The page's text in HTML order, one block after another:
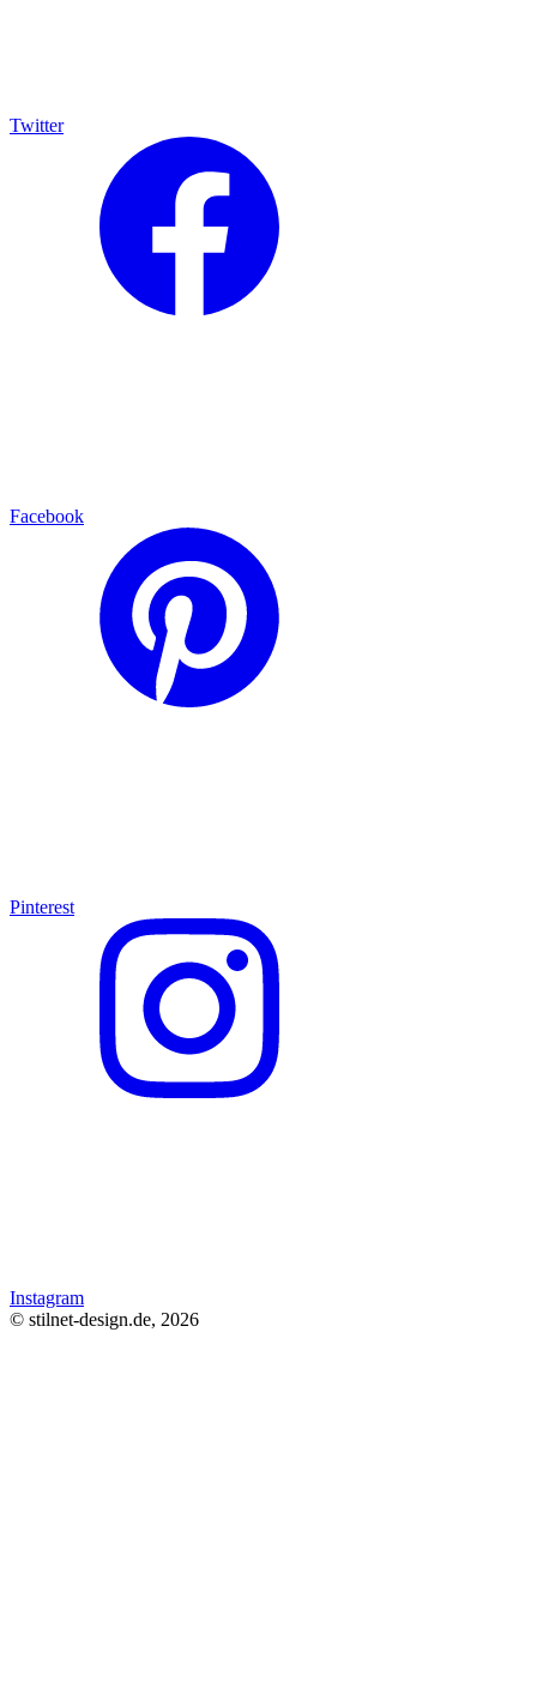
Twitter
Facebook
Pinterest
Instagram
© stilnet-design.de, 2026